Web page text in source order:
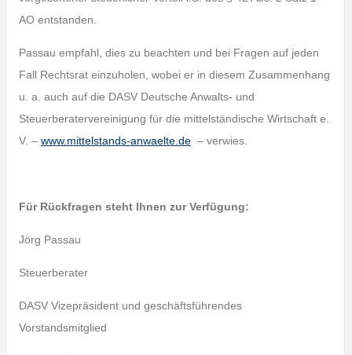
AO entstanden.
Passau empfahl, dies zu beachten und bei Fragen auf jeden
Fall Rechtsrat einzuholen, wobei er in diesem Zusammenhang
u. a. auch auf die DASV Deutsche Anwalts- und
Steuerberatervereinigung für die mittelständische Wirtschaft e.
V. – www.mittelstands-anwaelte.de– verwies.
Für Rückfragen steht Ihnen zur Verfügung:
Jörg Passau
Steuerberater
DASV Vizepräsident und geschäftsführendes
Vorstandsmitglied